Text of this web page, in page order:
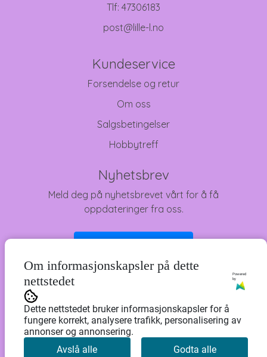
Tlf: 47306183
post@lille-l.no
Kundeservice
Forsendelse og retur
Om oss
Salgsbetingelser
Hobbytreff
Nyhetsbrev
Meld deg på nyhetsbrevet vårt for å få
oppdateringer fra oss.
Om informasjonskapsler på dette
nettstedet
Powered
by
Dette nettstedet bruker informasjonskapsler for å
fungere korrekt, analysere trafikk, personalisering av
annonser og annonsering.
Avslå alle
Godta alle